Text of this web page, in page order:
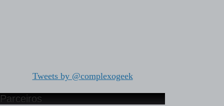
Tweets by @complexogeek
Parceiros